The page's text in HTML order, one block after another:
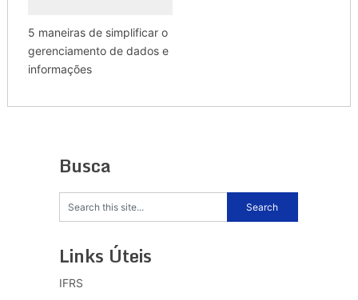
5 maneiras de simplificar o
gerenciamento de dados e
informações
Busca
Links Úteis
IFRS